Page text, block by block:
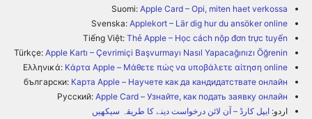
Suomi: Apple Card – Opi, miten haet verkossa
Svenska: Applekort – Lär dig hur du ansöker online
Tiếng Việt: Thẻ Apple – Học cách nộp đơn trực tuyến
Türkçe: Apple Kartı – Çevrimiçi Başvurmayı Nasıl Yapacağınızı Öğrenin
Ελληνικά: Κάρτα Apple – Μάθετε πώς να υποβάλετε αίτηση online
български: Карта Apple – Научете как да кандидатствате онлайн
Русский: Apple Card – Узнайте, как подать заявку онлайн
اردو: ایپل کارڈ – آن لائن درخواست دینے کا طریقہ سیکھیں